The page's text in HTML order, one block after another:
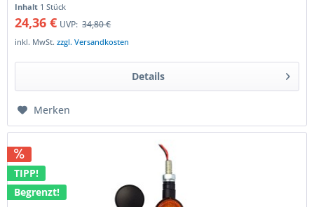
Inhalt 1 Stück
24,36 € UVP: 34,80 €
inkl. MwSt.zzgl. Versandkosten
Details
Merken
TIPP!
Begrenzt!